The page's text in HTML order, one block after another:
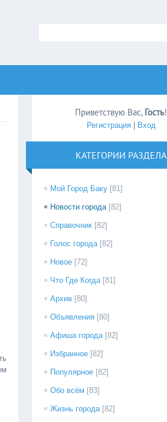
Приветствую Вас, Гость!
Регистрация| Вход
КАТЕГОРИИ РАЗДЕЛА
Мой Город Баку [81]
Новости города [82]
Справочник [82]
Голос города [82]
Новое [72]
Что Где Когда [81]
Архив [80]
Объявления [80]
Афиша города [82]
Избранное [82]
Популярное [82]
Обо всём [83]
Жизнь города [82]